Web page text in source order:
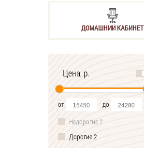
ДОМАШНИЙ КАБИНЕТ
Цена, р.
от
до
Недорогие2
Дорогие2